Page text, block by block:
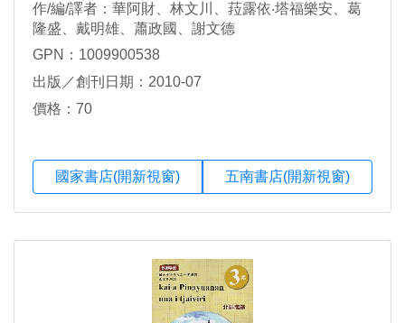
作/編/譯者：華阿財、林文川、菈露依‧塔福樂安、葛
隆盛、戴明雄、蕭政國、謝文德
GPN：1009900538
出版／創刊日期：2010-07
價格：70
國家書店(開新視窗) 五南書店(開新視窗)